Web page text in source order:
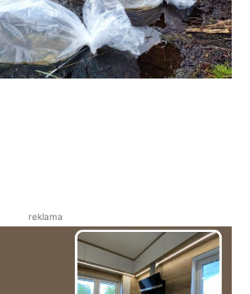
reklama